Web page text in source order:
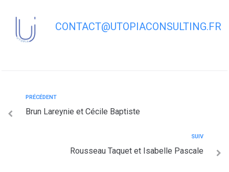
CONTACT@UTOPIACONSULTING.FR
PRÉCÉDENT
Brun Lareynie et Cécile Baptiste
SUIV
Rousseau Taquet et Isabelle Pascale